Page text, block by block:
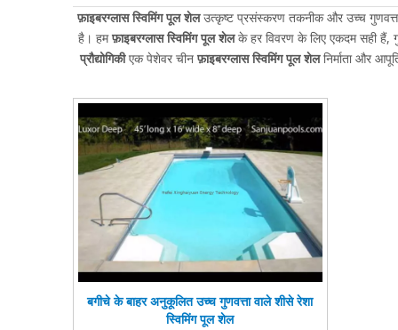
फ़ाइबरग्लास स्विमिंग पूल शेलउत्कृष्ट प्रसंस्करण तकनीक और उच्च
है। हमफ़ाइबरग्लास स्विमिंग पूल शेलके हर विवरण के लिए एकदम सही हैं,
प्रौद्योगिकीएक पेशेवर चीनफ़ाइबरग्लास स्विमिंग पूल शेलनिर्माता और
बगीचे के बाहर अनुकूलित उच्च गुणवत्ता वाले शीसे रेशा
स्विमिंग पूल शेल